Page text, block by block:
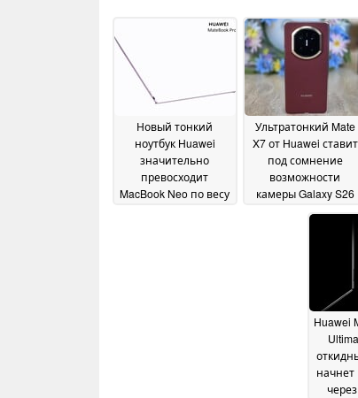
Новый тонкий
ноутбук Huawei
значительно
превосходит
MacBook Neo по весу
Ультратонкий Mate
X7 от Huawei ставит
под сомнение
возможности
камеры Galaxy S26
16 March 2026
Huawei
начнет